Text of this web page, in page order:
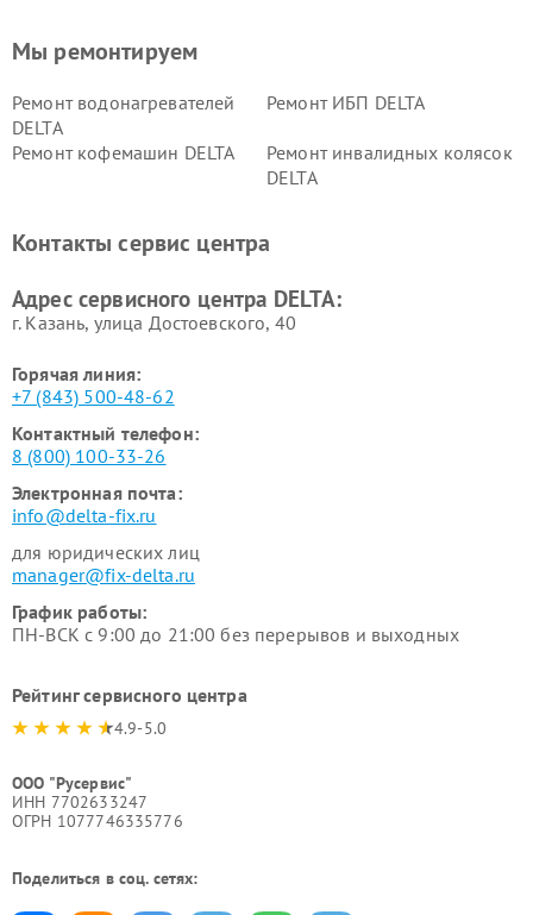
Мы ремонтируем
Ремонт водонагревателей
DELTA
Ремонт ИБП DELTA
Ремонт кофемашин DELTA
Ремонт инвалидных колясок
DELTA
Контакты сервис центра
Адрес сервисного центра DELTA:
г. Казань, улица Достоевского, 40
Горячая линия:
+7 (843) 500-48-62
Контактный телефон:
8 (800) 100-33-26
Электронная почта:
info@delta-fix.ru
для юридических лиц
manager@fix-delta.ru
График работы:
ПН-ВСК с 9:00 до 21:00 без перерывов и выходных
Рейтинг сервисного центра
4.9-5.0
ООО "Русервис"
ИНН 7702633247
ОГРН 1077746335776
Поделиться в соц. сетях: